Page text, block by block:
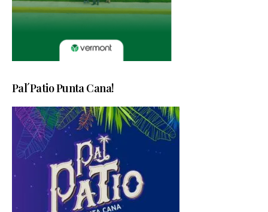
Pal´Patio Punta Cana!